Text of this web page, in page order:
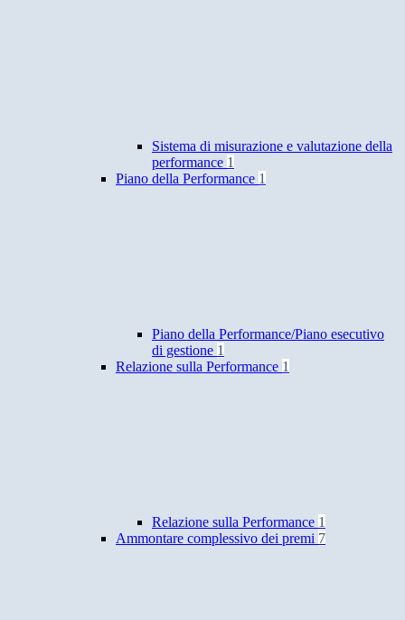
Sistema di misurazione e valutazione della
performance 1
Piano della Performance 1
Piano della Performance/Piano esecutivo
di gestione 1
Relazione sulla Performance 1
Relazione sulla Performance 1
Ammontare complessivo dei premi 7